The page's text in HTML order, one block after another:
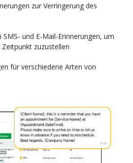
zur Verringerung des
und E-Mail-Erinnerungen, um
zuzustellen
für verschiedene Arten von